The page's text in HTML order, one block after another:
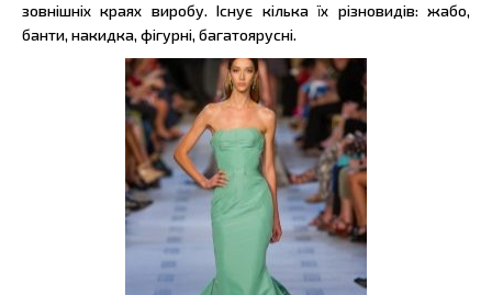
зовнішніх краях виробу. Існує кілька їх різновидів: жабо,
банти, накидка, фігурні, багатоярусні.